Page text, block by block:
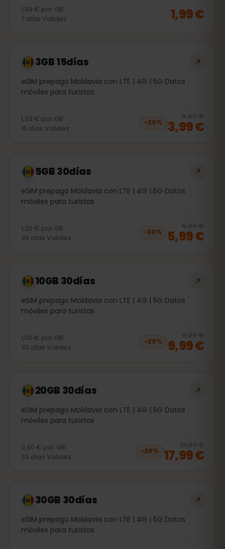
1,99 € por GB
7 días Validez 1,99 €
3GB 15días
eSIM prepago Moldavia con LTE | 4G | 5G Datos
móviles para turistas
1,33 € por GB
15 días Validez
−20%
4,99 €
3,99 €
5GB 30días
eSIM prepago Moldavia con LTE | 4G | 5G Datos
móviles para turistas
1,20 € por GB
30 días Validez
−20%
6,99 €
5,99 €
10GB 30días
eSIM prepago Moldavia con LTE | 4G | 5G Datos
móviles para turistas
1,00 € por GB
30 días Validez
−20%
11,99 €
9,99 €
20GB 30días
eSIM prepago Moldavia con LTE | 4G | 5G Datos
móviles para turistas
0,90 € por GB
30 días Validez
−20%
21,99 €
17,99 €
30GB 30días
eSIM prepago Moldavia con LTE | 4G | 5G Datos
móviles para turistas